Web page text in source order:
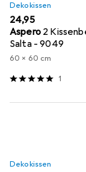
Dekokissen
EUR
24,95
Aspero 2
Salta - 9049
60 x 60 cm
1
Dekokissen